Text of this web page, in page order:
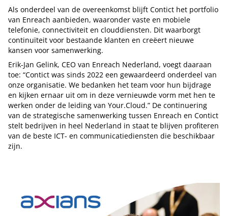
Als onderdeel van de overeenkomst blijft Contict het portfolio
van Enreach aanbieden, waaronder vaste en mobiele
telefonie, connectiviteit en clouddiensten. Dit waarborgt
continuïteit voor bestaande klanten en creëert nieuwe
kansen voor samenwerking.
Erik-Jan Gelink, CEO van Enreach Nederland, voegt daaraan
toe: “Contict was sinds 2022 een gewaardeerd onderdeel van
onze organisatie. We bedanken het team voor hun bijdrage
en kijken ernaar uit om in deze vernieuwde vorm met hen te
werken onder de leiding van Your.Cloud.” De continuering
van de strategische samenwerking tussen Enreach en Contict
stelt bedrijven in heel Nederland in staat te blijven profiteren
van de beste ICT- en communicatiediensten die beschikbaar
zijn.